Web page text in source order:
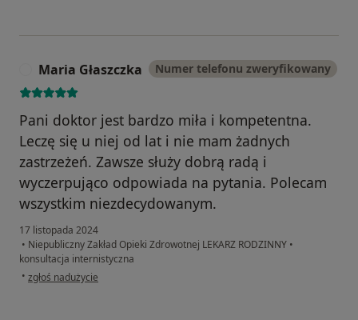
Maria Głaszczka Numer telefonu zweryfikowany
Pani doktor jest bardzo miła i kompetentna.
Leczę się u niej od lat i nie mam żadnych
zastrzeżeń. Zawsze służy dobrą radą i
wyczerpująco odpowiada na pytania. Polecam
wszystkim niezdecydowanym.
17 listopada 2024
• Niepubliczny Zakład Opieki Zdrowotnej LEKARZ RODZINNY •
konsultacja internistyczna
• w opinii użytkownika Maria Głaszczka
zgłoś nadużycie